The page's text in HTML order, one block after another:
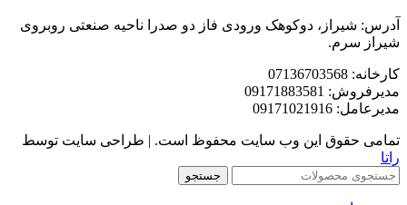
آدرس: شیراز، دوکوهک ورودی فاز دو صدرا ناحیه صنعتی روبروی
شیراز سرم.
کارخانه: 07136703568
مدیرفروش: 09171883581
مدیرعامل: 09171021916
تمامی حقوق این وب سایت محفوظ است. | طراحی سایت توسط
راتا
جستجو